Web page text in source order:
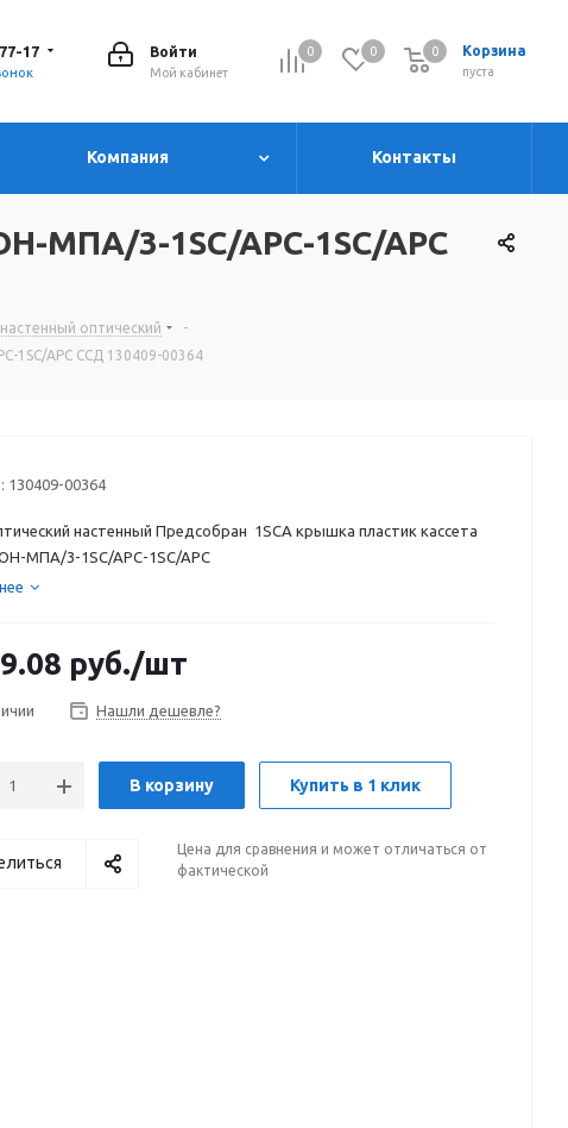
0 0 Корзина
0
пуста
0
Войти
Мой кабинет
17
Компания Контакты
МПА/3-1SC/APC-1SC/APC
настенный оптический
-
1SC/APC ССД 130409-00364
130409-00364
настенный Предсобран 1SCA крышка пластик кассета
МПА/3-1SC/APC-1SC/APC
руб./шт
Нашли дешевле?
В корзину Купить в 1 клик
Цена для сравнения и может отличаться от
фактической